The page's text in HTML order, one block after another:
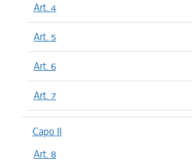
Art. 4
Art. 5
Art. 6
Art. 7
Capo II
Art. 8